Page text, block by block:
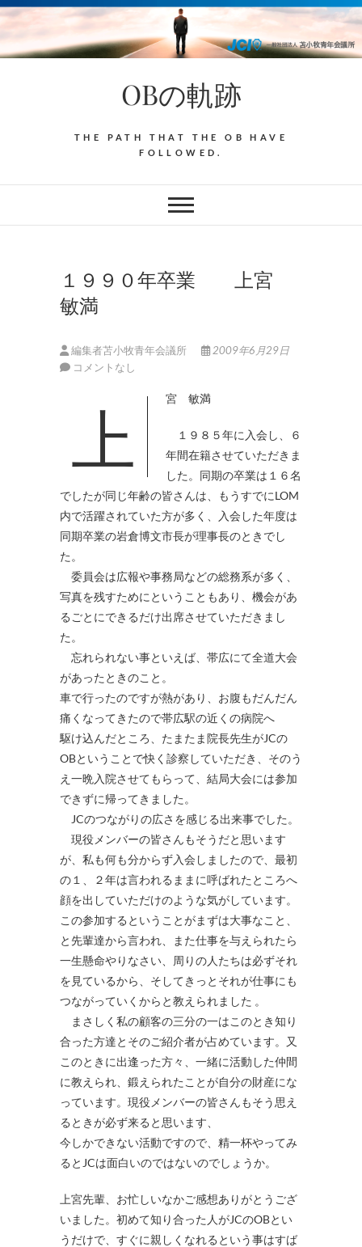
Skip
content
OBの軌跡
THE PATH THAT THE OB HAVE
FOLLOWED.
１９９０年卒業 上宮
敏満
編集者苫小牧青年会議所
2009年6月29日
コメントなし
上宮 敏満
１９８５年に入会し、６
年間在籍させていただきま
した。同期の卒業は１６名
でしたが同じ年齢の皆さんは、もうすでにLOM
内で活躍されていた方が多く、入会した年度は
同期卒業の岩倉博文市長が理事長のときでし
た。
委員会は広報や事務局などの総務系が多く、
写真を残すためにということもあり、機会があ
るごとにできるだけ出席させていただきまし
た。
忘れられない事といえば、帯広にて全道大会
があったときのこと。
車で行ったのですが熱があり、お腹もだんだん
痛くなってきたので帯広駅の近くの病院へ
駆け込んだところ、たまたま院長先生がJCの
OBということで快く診察していただき、そのう
え一晩入院させてもらって、結局大会には参加
できずに帰ってきました。
JCのつながりの広さを感じる出来事でした。
現役メンバーの皆さんもそうだと思います
が、私も何も分からず入会しましたので、最初
の１、２年は言われるままに呼ばれたところへ
顔を出していただけのような気がしています。
この参加するということがまずは大事なこと、
と先輩達から言われ、また仕事を与えられたら
一生懸命やりなさい、周りの人たちは必ずそれ
を見ているから、そしてきっとそれが仕事にも
つながっていくからと教えられました 。
まさしく私の顧客の三分の一はこのとき知り
合った方達とそのご紹介者が占めています。又
このときに出逢った方々、一緒に活動した仲間
に教えられ、鍛えられたことが自分の財産にな
っています。現役メンバーの皆さんもそう思え
るときが必ず来ると思います、
今しかできない活動ですので、精一杯やってみ
るとJCは面白いのではないのでしょうか。
上宮先輩、お忙しいなかご感想ありがとうござ
いました。初めて知り合った人がJCのOBとい
うだけで、すぐに親しくなれるという事はすば